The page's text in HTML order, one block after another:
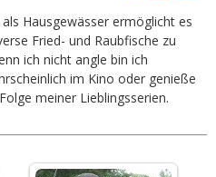
als Hausgewässer ermöglicht es
Fried- und Raubfische zu
ich nicht angle bin ich
im Kino oder genieße
meiner Lieblingsserien.